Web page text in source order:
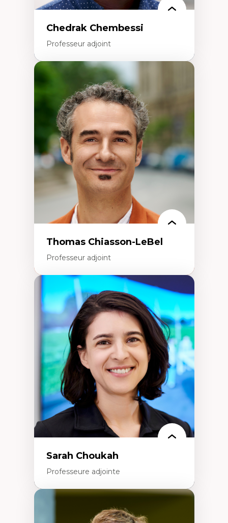
Chedrak Chembessi
Professeur adjoint
Économie circulaire
Modèles d’affaires durables
Histoire des faits économiques
Gestion durable des ressources naturelles
Écologie industrielle
Aménagement durable du territoire
Développement régional
Coopératives
Télétravail en milieu rural francophone
Transition socio-écologique
Thomas Chiasson-LeBel
Professeur adjoint
Expertises
Théories du développement
Économie politique comparée
Élites économiques
Sociologie économique
Extractivisme
Classes sociales
Mouvements sociaux
Théories de l’État
Sarah Choukah
Professeure adjointe
Démocratisation des nouvelles